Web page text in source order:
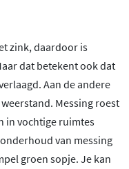
zink, daardoor is
dat betekent ook dat
Aan de andere
Messing roest
in vochtige ruimtes
van messing
groen sopje. Je kan